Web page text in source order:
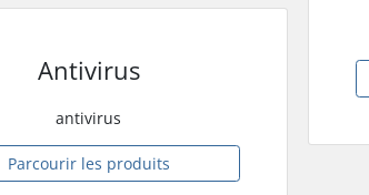
Antivirus
antivirus
Parcourir les produits